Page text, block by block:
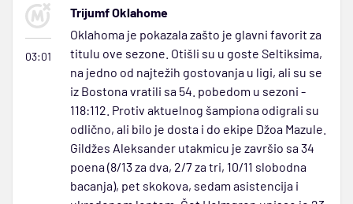
03:01
Trijumf Oklahome
Oklahoma je pokazala zašto je glavni favorit za
titulu ove sezone. Otišli su u goste Seltiksima,
na jedno od najtežih gostovanja u ligi, ali su se
iz Bostona vratili sa 54. pobedom u sezoni -
118:112. Protiv aktuelnog šampiona odigrali su
odlično, ali bilo je dosta i do ekipe Džoa Mazule.
Gildžes Aleksander utakmicu je završio sa 34
poena (8/13 za dva, 2/7 za tri, 10/11 slobodna
bacanja), pet skokova, sedam asistencija i